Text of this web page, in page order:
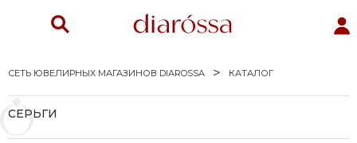
СЕТЬ ЮВЕЛИРНЫХ МАГАЗИНОВ DIAROSSA КАТАЛОГ
СЕРЬГИ